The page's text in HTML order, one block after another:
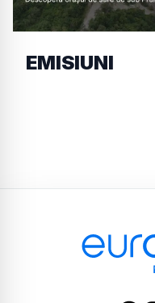
EMISIUNI